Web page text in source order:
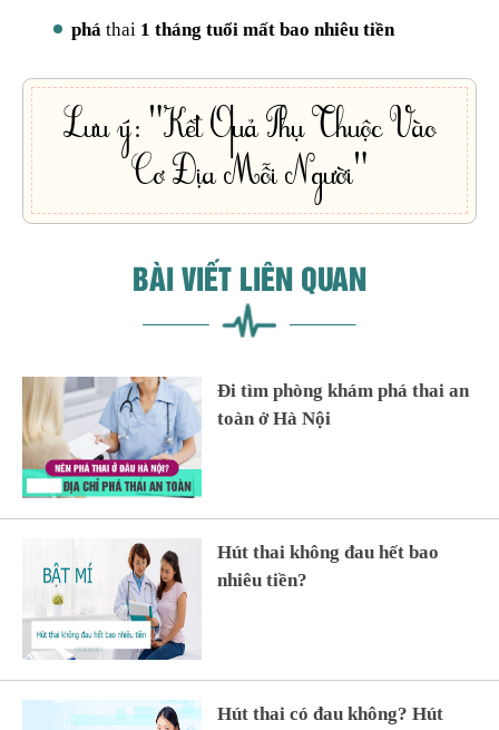
phá thai 1 tháng tuổi mất bao nhiêu tiền
Lưu ý: "Kết Quả Phụ Thuộc Vào
Cơ Địa Mỗi Người"
BÀI VIẾT LIÊN QUAN
Đi tìm phòng khám phá thai an
toàn ở Hà Nội
Hút thai không đau hết bao
nhiêu tiền?
Hút thai có đau không? Hút